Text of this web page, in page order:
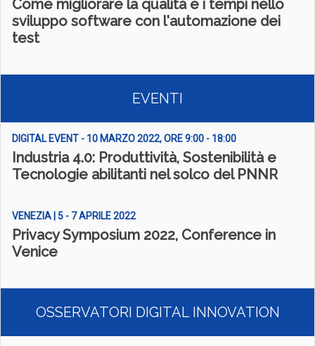
Come migliorare la qualità e i tempi nello
sviluppo software con l'automazione dei
test
EVENTI
DIGITAL EVENT - 10 MARZO 2022, ORE 9:00 - 18:00
Industria 4.0: Produttività, Sostenibilità e
Tecnologie abilitanti nel solco del PNNR
VENEZIA | 5 - 7 APRILE 2022
Privacy Symposium 2022, Conference in
Venice
OSSERVATORI DIGITAL INNOVATION